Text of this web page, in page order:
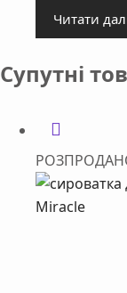
Читати
Супутні